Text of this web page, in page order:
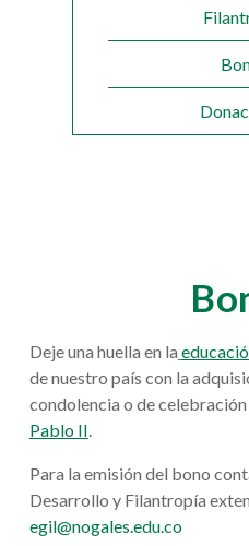
Deje una huella en la
de nuestro país con la
condolencia o de
Pablo II.
Para la emisión del bono
Desarrollo y Filantropía
egil@nogales.edu.co